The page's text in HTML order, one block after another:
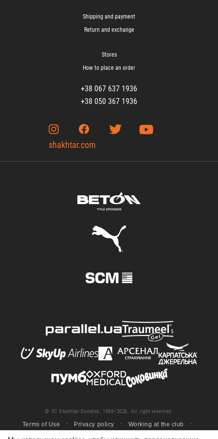
Shipping and payment
Return and exchange
Stores
How to place an order
+38 067 637 1936
+38 050 367 1936
shakhtar.com
© FC Shakhtar Donetsk, 1998–2026. All right reserved.
Terms of Use Privacy policy Working at the club